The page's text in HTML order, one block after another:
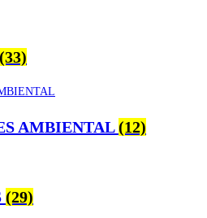
(33)
AMBIENTAL(12)
(29)